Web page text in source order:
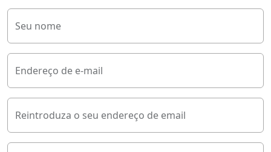
Seu nome
Endereço de e-mail
Reintroduza o seu endereço de email